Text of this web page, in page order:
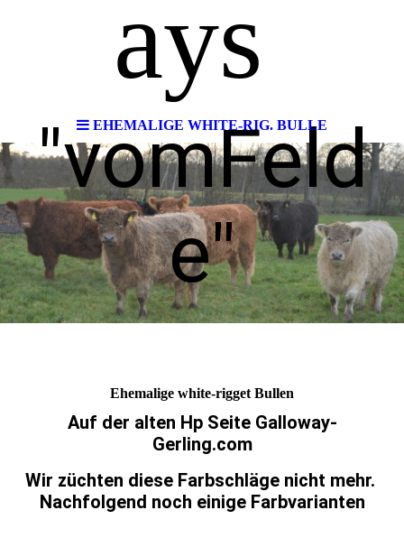
EHEMALIGE WHITE-RIG. BULLE
ays
"vomFeld
e"
Ehemalige white-rigget Bullen
Auf der alten Hp Seite Galloway-
Gerling.com
Wir züchten diese Farbschläge nicht mehr.
Nachfolgend noch einige Farbvarianten